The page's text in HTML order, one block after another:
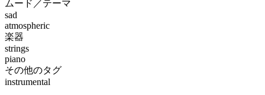
ムード／テーマ
sad
atmospheric
楽器
strings
piano
その他のタグ
instrumental